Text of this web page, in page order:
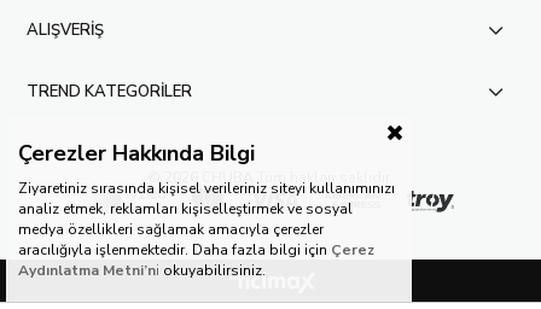
ALIŞVERİŞ
TREND KATEGORİLER
© 2026 CHUBA. Tüm hakları saklıdır.
Çerezler Hakkında Bilgi
Ziyaretiniz sırasında kişisel verileriniz siteyi kullanımınızı
analiz etmek, reklamları kişiselleştirmek ve sosyal
medya özellikleri sağlamak amacıyla çerezler
aracılığıyla işlenmektedir. Daha fazla bilgi için Çerez
Aydınlatma Metni’ni okuyabilirsiniz.